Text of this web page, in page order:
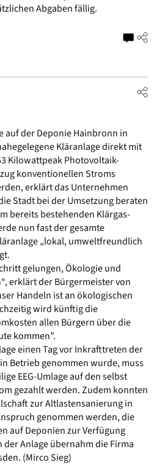
Abgaben fällig.
auf der Deponie Hainbronn in
Kläranlage direkt mit
Kilowattpeak Photovoltaik-
konventionellen Stroms
erklärt das Unternehmen
Stadt bei der Umsetzung beraten
bereits bestehenden Klärgas-
nun fast der gesamte
„lokal, umweltfreundlich
gelungen, Ökologie und
erklärt der Bürgermeister von
Handeln ist an ökologischen
wird künftig die
allen Bürgern über die
kommen”.
einen Tag vor Inkrafttreten der
Betrieb genommen wurde, muss
EEG-Umlage auf den selbst
gezahlt werden. Zudem konnten
zur Altlastensanierung in
genommen werden, die
auf Deponien zur Verfügung
Anlage übernahm die Firma
(Mirco Sieg)